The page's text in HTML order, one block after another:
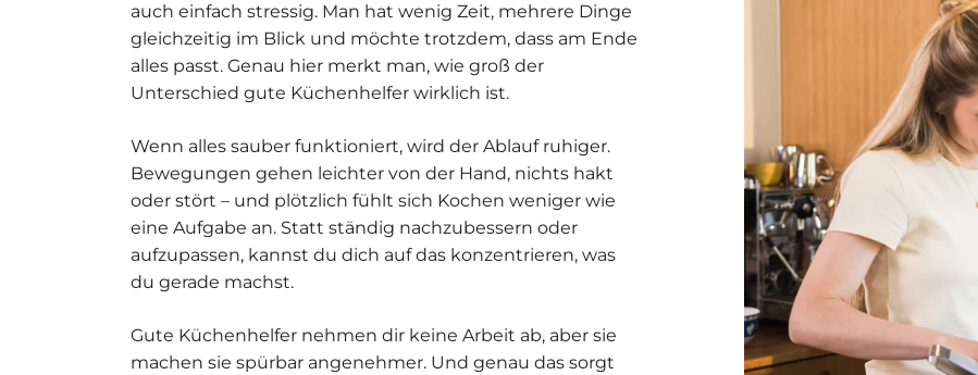
auch einfach stressig. Man hat wenig Zeit, mehrere Dinge
gleichzeitig im Blick und möchte trotzdem, dass am Ende
alles passt. Genau hier merkt man, wie groß der
Unterschied gute Küchenhelfer wirklich ist.
Wenn alles sauber funktioniert, wird der Ablauf ruhiger.
Bewegungen gehen leichter von der Hand, nichts hakt
oder stört – und plötzlich fühlt sich Kochen weniger wie
eine Aufgabe an. Statt ständig nachzubessern oder
aufzupassen, kannst du dich auf das konzentrieren, was
du gerade machst.
Gute Küchenhelfer nehmen dir keine Arbeit ab, aber sie
machen sie spürbar angenehmer. Und genau das sorgt